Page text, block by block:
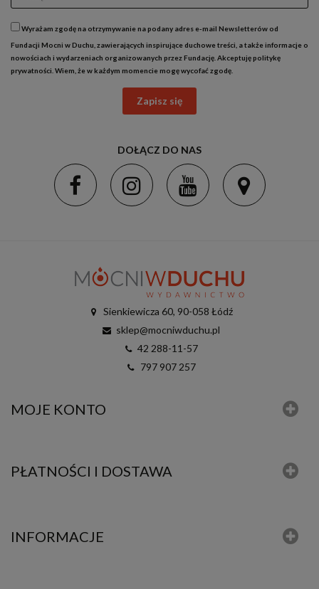
Wyrażam zgodę na otrzymywanie na podany adres e-mail Newsletterów od
Fundacji Mocni w Duchu, zawierających inspirujące duchowe treści, a także informacje o
nowościach i wydarzeniach organizowanych przez Fundację. Akceptujępolitykę
prywatności . Wiem, że w każdym momencie mogę wycofać zgodę.
Zapisz się
DOŁĄCZ DO NAS
Sienkiewicza 60, 90-058 Łódź
sklep@mocniwduchu.pl
42 288-11-57
797 907 257
MOJE KONTO
PŁATNOŚCI I DOSTAWA
INFORMACJE